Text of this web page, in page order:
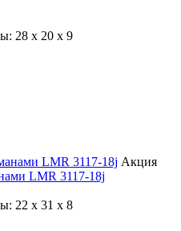
28 x 20 x 9
Акция
LMR 3117-18j
22 x 31 x 8